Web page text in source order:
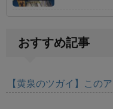
おすすめ記事
【黄泉のツガイ】この